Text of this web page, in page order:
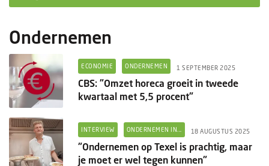
Ondernemen in...
Ondernemen
Nieuwe lunchrooms
Columns
Groots ondernemen
Ondernemen
ECONOMIE ONDERNEMEN 1 SEPTEMBER 2025
CBS: "Omzet horeca groeit in tweede
kwartaal met 5,5 procent"
INTERVIEW ONDERNEMEN IN... 18 AUGUSTUS 2025
"Ondernemen op Texel is prachtig, maar
je moet er wel tegen kunnen"